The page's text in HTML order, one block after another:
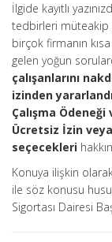
İlgide kayıtlı
tedbirleri müteakip
birçok firmanın
gelen yoğun
çalışanlarını
izinden
Çalışma
Ücretsiz İzin
seçecekleri
Konuya ilişkin
ile söz konusu
Sigortası Dairesi